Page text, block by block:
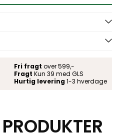
Fri fragt over 599,-
Fragt Kun 39 med GLS
Hurtig levering 1-3 hverdage